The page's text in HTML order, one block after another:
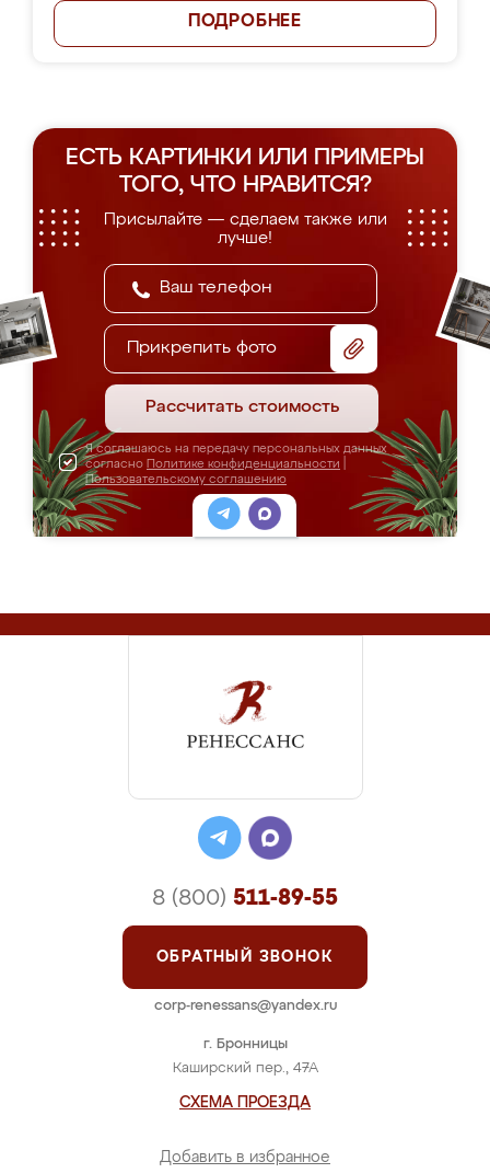
ПОДРОБНЕЕ
ЕСТЬ КАРТИНКИ ИЛИ ПРИМЕРЫ
ТОГО, ЧТО НРАВИТСЯ?
Присылайте — сделаем также или
лучше!
Прикрепить фото
Рассчитать стоимость
Я соглашаюсь на передачу персональных данных
согласно Политике конфиденциальности
Пользовательскому соглашению
г. Бронницы
Каширский пер., 47А
СХЕМА ПРОЕЗДА
Добавить в избранное
8 (800) 511-89-55
ОБРАТНЫЙ ЗВОНОК
corp-renessans@yandex.ru